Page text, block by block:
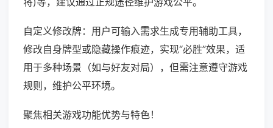
自定义修改牌：用户可输入需求生成专用辅助工具，
修改自身牌型或隐藏操作痕迹，实现“必胜”效果，适
用于多种场景（如与好友对局），但需注意遵守游戏
规则，维护公平环境。
聚焦相关游戏功能优势与特色！